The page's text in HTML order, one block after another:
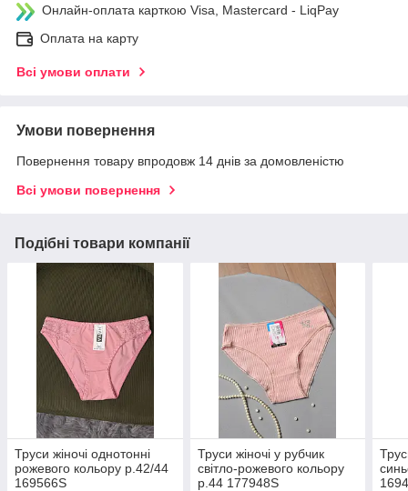
Онлайн-оплата карткою Visa, Mastercard - LiqPay
Оплата на карту
Всі умови оплати
Умови повернення
Повернення товару впродовж 14 днів за домовленістю
Всі умови повернення
Подібні товари компанії
Труси жіночі однотонні
рожевого кольору р.42/44
169566S
Труси жіночі у рубчик
свiтло-рожевого кольору
р.44 177948S